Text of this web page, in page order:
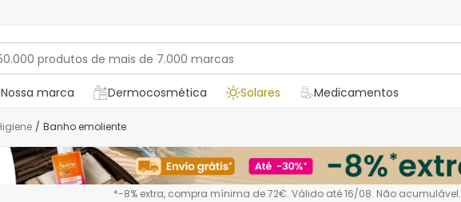
Nossa marca Dermocosmética Solares Medicamentos
Higiene / Banho emoliente
*-8% extra, compra mínima de 72€. Válido até 16/08. Não acumulável.